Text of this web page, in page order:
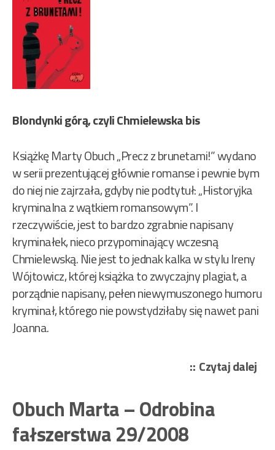
Blondynki górą, czyli Chmielewska bis
Książkę Marty Obuch „Precz z brunetami!” wydano
w serii prezentującej głównie romanse i pewnie bym
do niej nie zajrzała, gdyby nie podtytuł: „Historyjka
kryminalna z wątkiem romansowym”. I
rzeczywiście, jest to bardzo zgrabnie napisany
kryminałek, nieco przypominający wczesną
Chmielewską. Nie jest to jednak kalka w stylu Ireny
Wójtowicz, której książka to zwyczajny plagiat, a
porządnie napisany, pełen niewymuszonego humoru
kryminał, którego nie powstydziłaby się nawet pani
Joanna.
Czytaj dalej
Obuch Marta – Odrobina
fałszerstwa 29/2008